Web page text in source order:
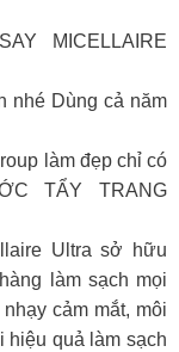
MICELLAIRE
nhé Dùng cả năm
làm đẹp chỉ có
TẨY TRANG
Ultra sở hữu
làm sạch mọi
cảm mắt, môi
hiệu quả làm sạch